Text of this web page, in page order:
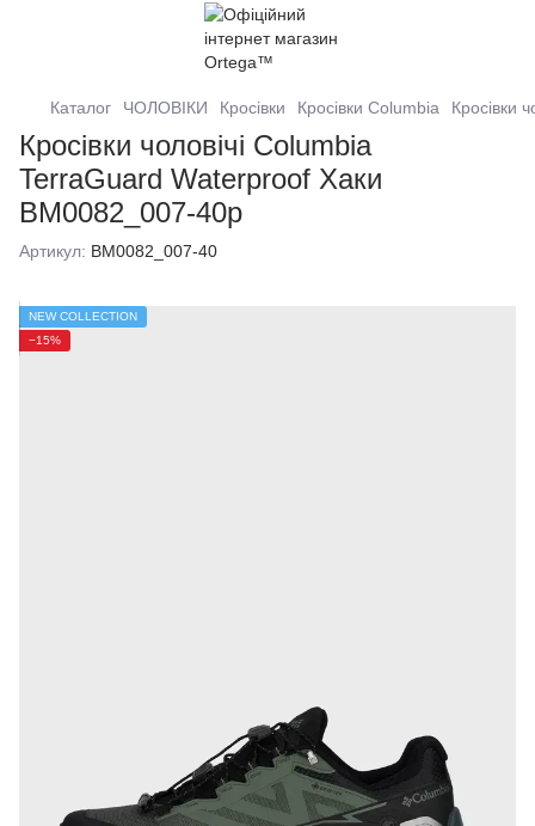
Каталог ЧОЛОВІКИ Кросівки Кросівки Columbia Кросівки
Кросівки чоловічі Columbia
TerraGuard Waterproof Хаки
BM0082_007-40р
Артикул: BM0082_007-40
NEW COLLECTION
−15%